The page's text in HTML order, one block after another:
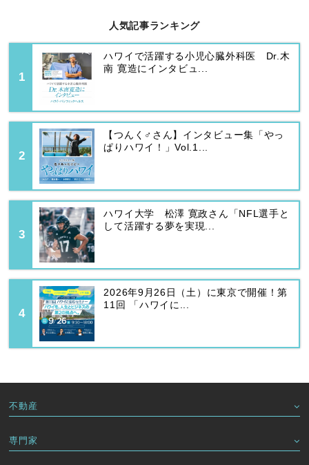
人気記事ランキング
ハワイで活躍する小児心臓外科医 Dr.木
南 寛造にインタビュ...
【つんく♂さん】インタビュー集「やっ
ぱりハワイ！」Vol.1...
ハワイ大学 松澤 寛政さん「NFL選手と
して活躍する夢を実現...
2026年9月26日（土）に東京で開催！第
11回 「ハワイに...
不動産
専門家